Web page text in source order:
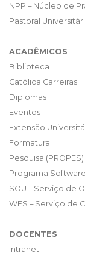
NPP – Núcleo de
Pastoral
ACADÊMICOS
Biblioteca
Católica Carreiras
Diplomas
Eventos
Extensão
Formatura
Pesquisa (PROPES)
Programa
SOU – Serviço de
WES – Serviço de
DOCENTES
Intranet